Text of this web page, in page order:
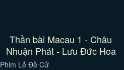
Thần bài Macau 1 - Châu
Nhuận Phát - Lưu Đức Hoa
Phim Lẻ Đề Cử